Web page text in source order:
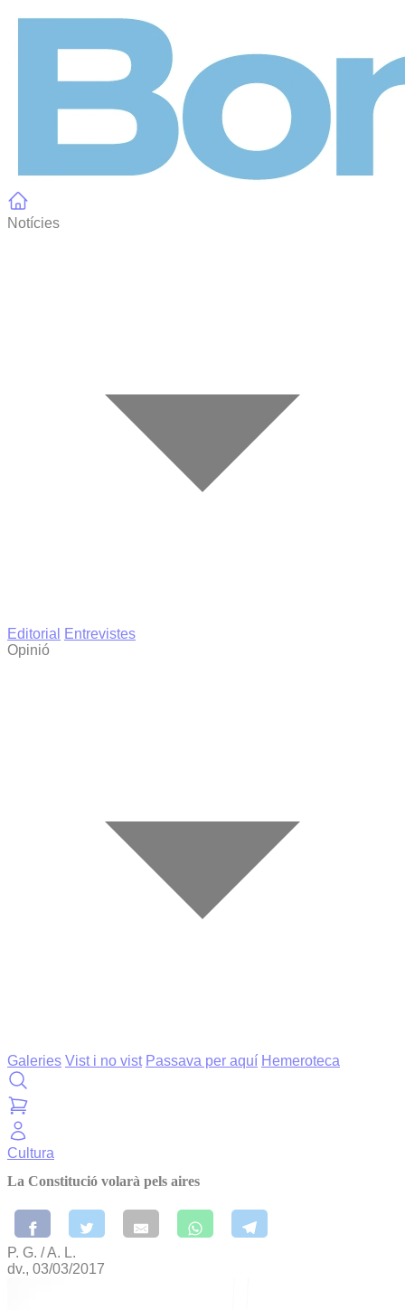
Notícies
Editorial
Entrevistes
Opinió
Galeries Vist i no vist Passava per aquí Hemeroteca
Cultura
La Constitució volarà pels aires
P. G. / A. L.
dv., 03/03/2017